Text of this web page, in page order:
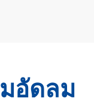
อัดลม